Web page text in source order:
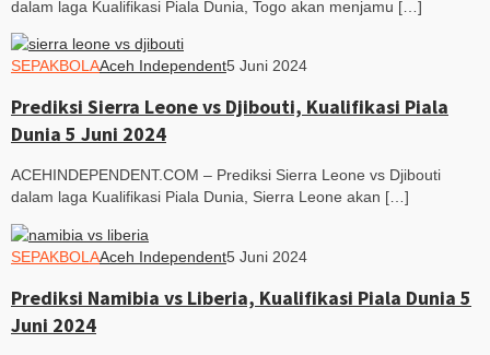
dalam laga Kualifikasi Piala Dunia, Togo akan menjamu […]
SEPAKBOLAAceh Independent5 Juni 2024
Prediksi Sierra Leone vs Djibouti, Kualifikasi Piala
Dunia 5 Juni 2024
ACEHINDEPENDENT.COM – Prediksi Sierra Leone vs Djibouti
dalam laga Kualifikasi Piala Dunia, Sierra Leone akan […]
SEPAKBOLAAceh Independent5 Juni 2024
Prediksi Namibia vs Liberia, Kualifikasi Piala Dunia 5
Juni 2024